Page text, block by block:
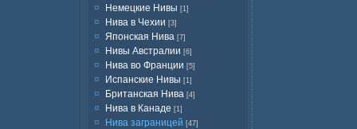
Немецкие Нивы [1]
Нива в Чехии [3]
Японская Нива [7]
Нивы Австралии [6]
Нива во Франции [5]
Испанские Нивы [1]
Британская Нива [4]
Нива в Канаде [1]
Нива заграницей [47]